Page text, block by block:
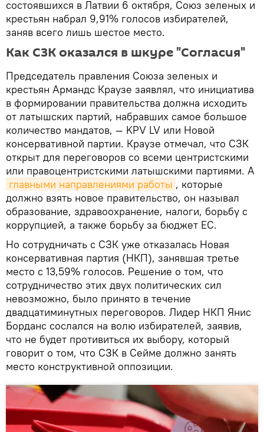
состоявшихся в Латвии 6 октября, Союз зеленых и
крестьян набрал 9,91% голосов избирателей,
заняв всего лишь шестое место.
Как СЗК оказался в шкуре "Согласия"
Председатель правления Союза зеленых и
крестьян Армандс Краузе заявлял, что инициатива
в формировании правительства должна исходить
от латышских партий, набравших самое большое
количество мандатов, — KPV LV или Новой
консервативной партии. Краузе отмечал, что СЗК
открыт для переговоров со всеми центристскими
или правоцентристскими латышскими партиями. А
главными направлениями работы , которые
должно взять новое правительство, он называл
образование, здравоохранение, налоги, борьбу с
коррупцией, а также борьбу за бюджет ЕС.
Но сотрудничать с СЗК уже отказалась Новая
консервативная партия (НКП), занявшая третье
место с 13,59% голосов. Решение о том, что
сотрудничество этих двух политических сил
невозможно, было принято в течение
двадцатиминутных переговоров. Лидер НКП Янис
Борданс сослался на волю избирателей, заявив,
что не будет противиться их выбору, который
говорит о том, что СЗК в Сейме должно занять
место конструктивной оппозиции.